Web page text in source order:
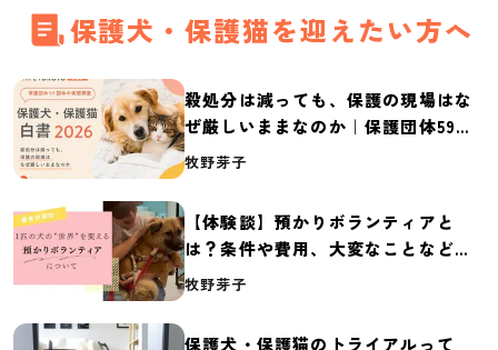
保護犬・保護猫を迎えたい方へ
殺処分は減っても、保護の現場はな
ぜ厳しいままなのか｜保護団体59団
体の実態調査【保護犬・保護猫白書
牧野芽子
【体験談】預かりボランティアと
は？条件や費用、大変なことなど紹
介
牧野芽子
保護犬・保護猫のトライアルって